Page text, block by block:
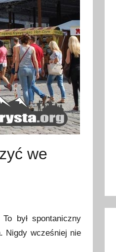
we
był spontaniczny
Nigdy wcześniej nie